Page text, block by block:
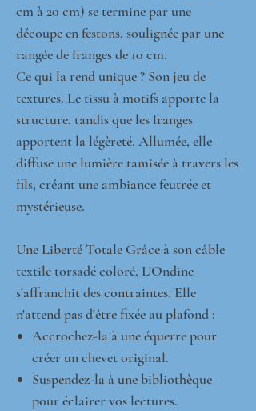
cm à 20 cm) se termine par une
découpe en festons, soulignée par une
rangée de franges de 10 cm.
Ce qui la rend unique ? Son jeu de
textures. Le tissu à motifs apporte la
structure, tandis que les franges
apportent la légèreté. Allumée, elle
diffuse une lumière tamisée à travers les
fils, créant une ambiance feutrée et
mystérieuse.
Une Liberté Totale Grâce à son câble
textile torsadé coloré, L'Ondine
s'affranchit des contraintes. Elle
n'attend pas d'être fixée au plafond :
Accrochez-la à une équerre pour
créer un chevet original.
Suspendez-la à une bibliothèque
pour éclairer vos lectures.